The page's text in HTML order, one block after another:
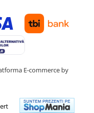
E-commerce by